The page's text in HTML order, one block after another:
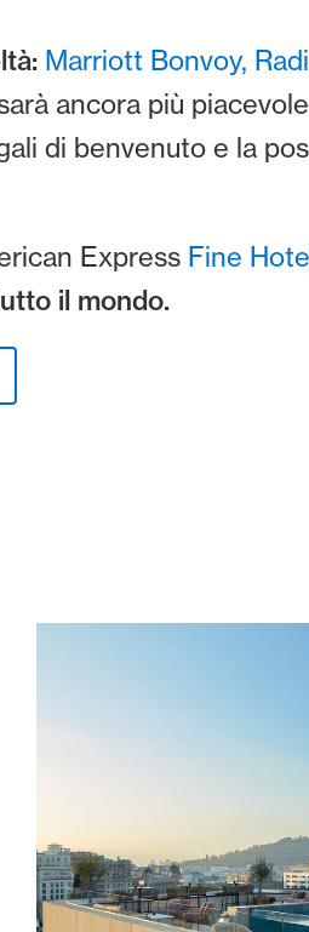
Marriott Bonvoy,
ancora più
di benvenuto e la
Express Fine
il mondo.